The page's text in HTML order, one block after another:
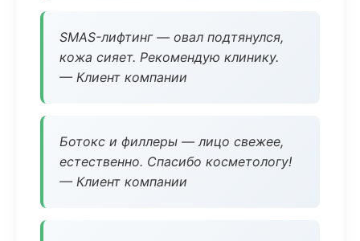
SMAS-лифтинг — овал подтянулся,
кожа сияет. Рекомендую клинику.
— Клиент компании
Ботокс и филлеры — лицо свежее,
естественно. Спасибо косметологу!
— Клиент компании